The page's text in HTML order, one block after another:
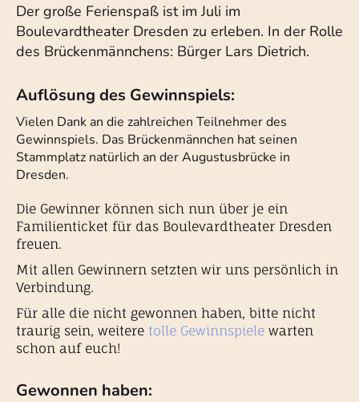
Der große Ferienspaß ist im Juli im
Boulevardtheater Dresden zu erleben. In der Rolle
des Brückenmännchens: Bürger Lars Dietrich.
Auflösung des Gewinnspiels:
Vielen Dank an die zahlreichen Teilnehmer des
Gewinnspiels. Das Brückenmännchen hat seinen
Stammplatz natürlich an der Augustusbrücke in
Dresden.
Die Gewinner können sich nun über je ein
Familienticket für das Boulevardtheater Dresden
freuen.
Mit allen Gewinnern setzten wir uns persönlich in
Verbindung.
Für alle die nicht gewonnen haben, bitte nicht
traurig sein, weitere tolle Gewinnspiele warten
schon auf euch!
Gewonnen haben: